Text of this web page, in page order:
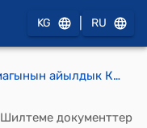
KG RU
Ормон-Хан айыл аймагынын айылдык Кеңешинин 2025-жылдын 14-октябрындагы "Кочкор айылынын Стадион участкасынан жер аянтын трансформация кылууга макулдук берүү жөнүндө" №11/2 токтому
Шилтеме документтер